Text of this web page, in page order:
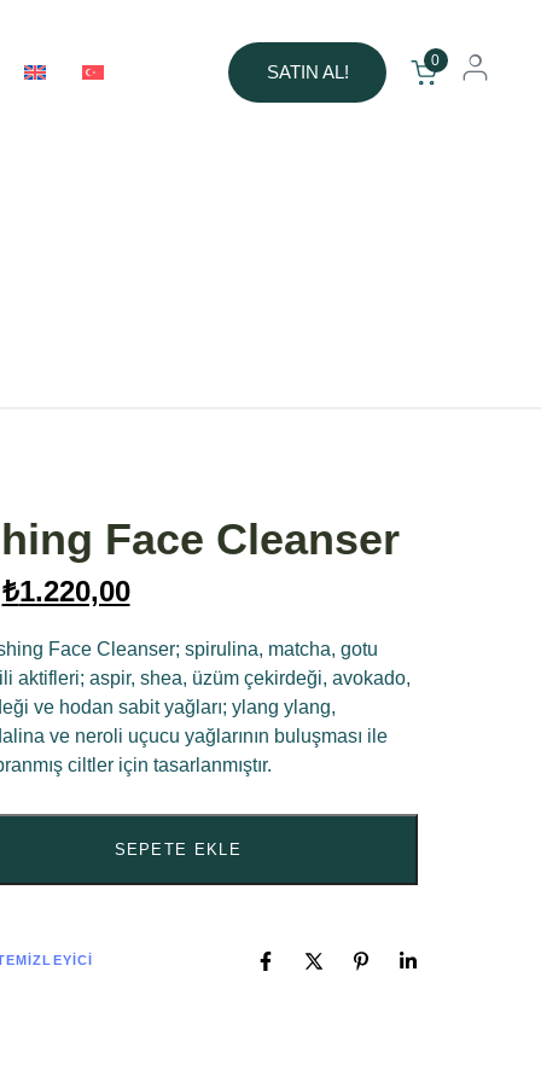
SATIN AL!
0
Face Cleanser
₺1.220,00
Face Cleanser; spirulina, matcha, gotu
aktifleri; aspir, shea, üzüm çekirdeği, avokado,
ve hodan sabit yağları; ylang ylang,
ve neroli uçucu yağlarının buluşması ile
ciltler için tasarlanmıştır.
SEPETE EKLE